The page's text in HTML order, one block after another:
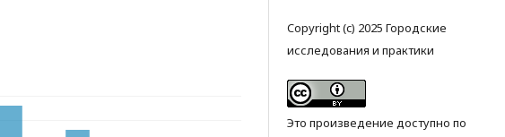
Copyright (c) 2025 Городские
исследования и практики
Это произведение доступно по